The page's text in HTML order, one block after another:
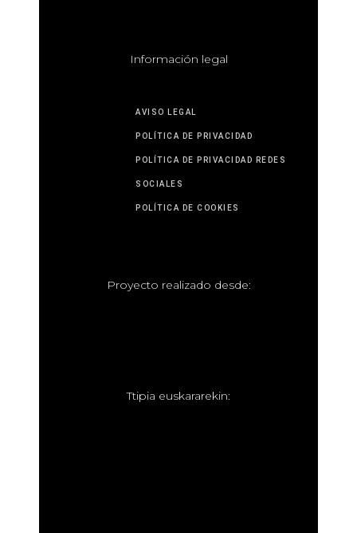
Información legal
AVISO LEGAL
POLÍTICA DE PRIVACIDAD
POLÍTICA DE PRIVACIDAD REDES
SOCIALES
POLÍTICA DE COOKIES
Proyecto realizado desde:
Ttipia euskararekin: